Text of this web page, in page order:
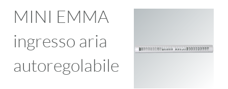
MINI EMMA
ingresso aria
autoregolabile